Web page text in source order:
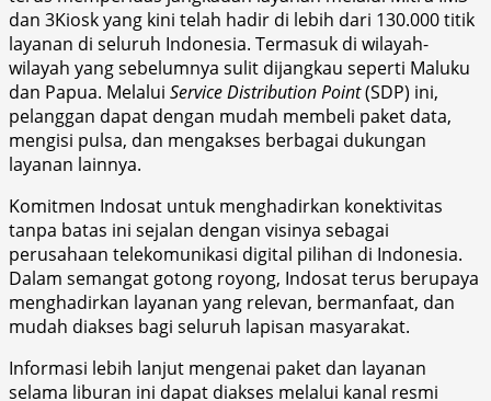
dan 3Kiosk yang kini telah hadir di lebih dari 130.000 titik
layanan di seluruh Indonesia. Termasuk di wilayah-
wilayah yang sebelumnya sulit dijangkau seperti Maluku
dan Papua. Melalui Service Distribution Point(SDP) ini,
pelanggan dapat dengan mudah membeli paket data,
mengisi pulsa, dan mengakses berbagai dukungan
layanan lainnya.
Komitmen Indosat untuk menghadirkan konektivitas
tanpa batas ini sejalan dengan visinya sebagai
perusahaan telekomunikasi digital pilihan di Indonesia.
Dalam semangat gotong royong, Indosat terus berupaya
menghadirkan layanan yang relevan, bermanfaat, dan
mudah diakses bagi seluruh lapisan masyarakat.
Informasi lebih lanjut mengenai paket dan layanan
selama liburan ini dapat diakses melalui kanal resmi